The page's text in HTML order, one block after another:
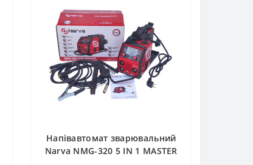
Напівавтомат зварювальний
Narva NMG-320 5 IN 1 MASTER